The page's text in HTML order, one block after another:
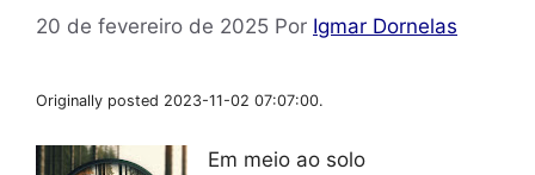
20 de fevereiro de 2025 Por Igmar Dornelas
Originally posted 2023-11-02 07:07:00.
Em meio ao solo